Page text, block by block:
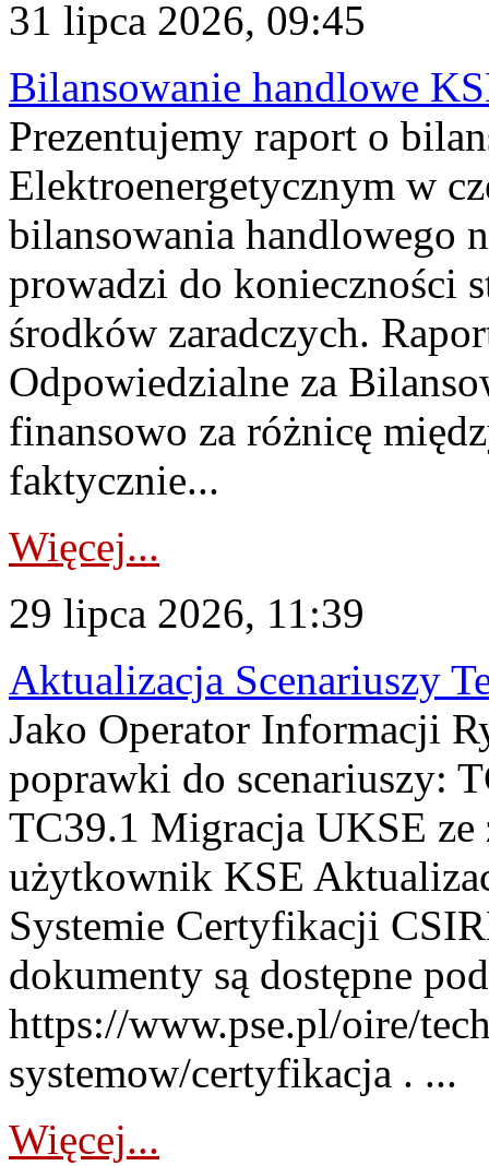
31 lipca 2026, 09:45
Bilansowanie handlowe
Prezentujemy raport o
Elektroenergetycznym w
bilansowania handlowego
prowadzi do konieczności
środków zaradczych.
Odpowiedzialne za
finansowo za różnicę
faktycznie...
Więcej...
29 lipca 2026, 11:39
Aktualizacja Scenariuszy
Jako Operator Informacji
poprawki do scenariuszy:
TC39.1 Migracja UKSE
użytkownik KSE
Systemie Certyfikacji
dokumenty są dostępne
https://www.pse.pl/oire/
systemow/certyfikacja . ...
Więcej...